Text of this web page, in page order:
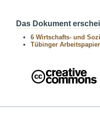
Das Dokument
6 Wirtschafts- und
Tübinger